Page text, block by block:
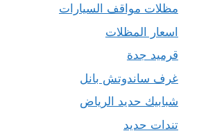
مظلات مواقف السيارات
اسعار المظلات
قرميد جدة
غرف ساندوتش بانل
شبابيك حديد الرياض
تندات حديد